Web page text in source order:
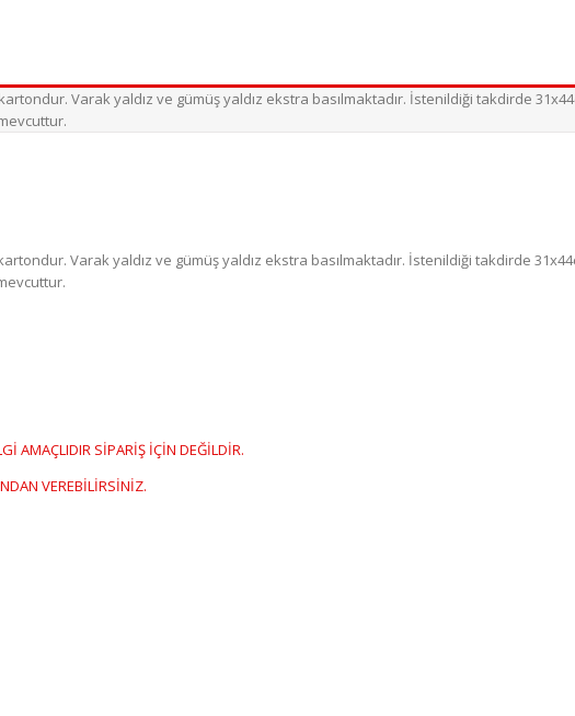
Varak yaldız ve gümüş yaldız ekstra basılmaktadır. İstenildiği takdirde
Varak yaldız ve gümüş yaldız ekstra basılmaktadır. İstenildiği takdirde
AMAÇLIDIR SİPARİŞ İÇİN DEĞİLDİR.
VEREBİLİRSİNİZ.